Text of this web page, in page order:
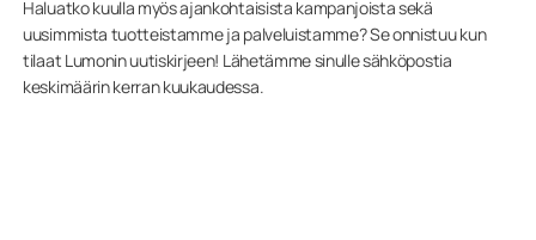
Haluatko kuulla myös ajankohtaisista kampanjoista sekä
uusimmista tuotteistamme ja palveluistamme? Se onnistuu kun
tilaat Lumonin uutiskirjeen! Lähetämme sinulle sähköpostia
keskimäärin kerran kuukaudessa.